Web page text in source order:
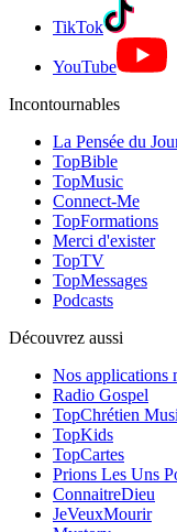
TikTok
YouTube
Incontournables
La Pensée du
TopBible
TopMusic
Connect-Me
TopFormations
Merci d'exister
TopTV
TopMessages
Podcasts
Découvrez aussi
Nos applications
Radio Gospel
TopChrétien
TopKids
TopCartes
Prions Les Uns
ConnaitreDieu
JeVeuxMourir